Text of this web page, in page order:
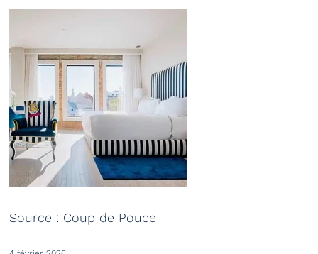
Source : Coup de Pouce